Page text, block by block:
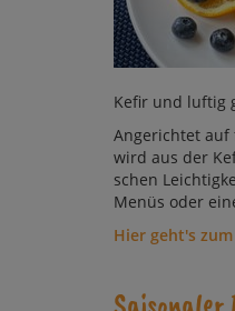
Ke­fir und lu­ftig
An­ge­rich­tet auf
wird aus der
schen
Me­nüs oder
Hier geht's